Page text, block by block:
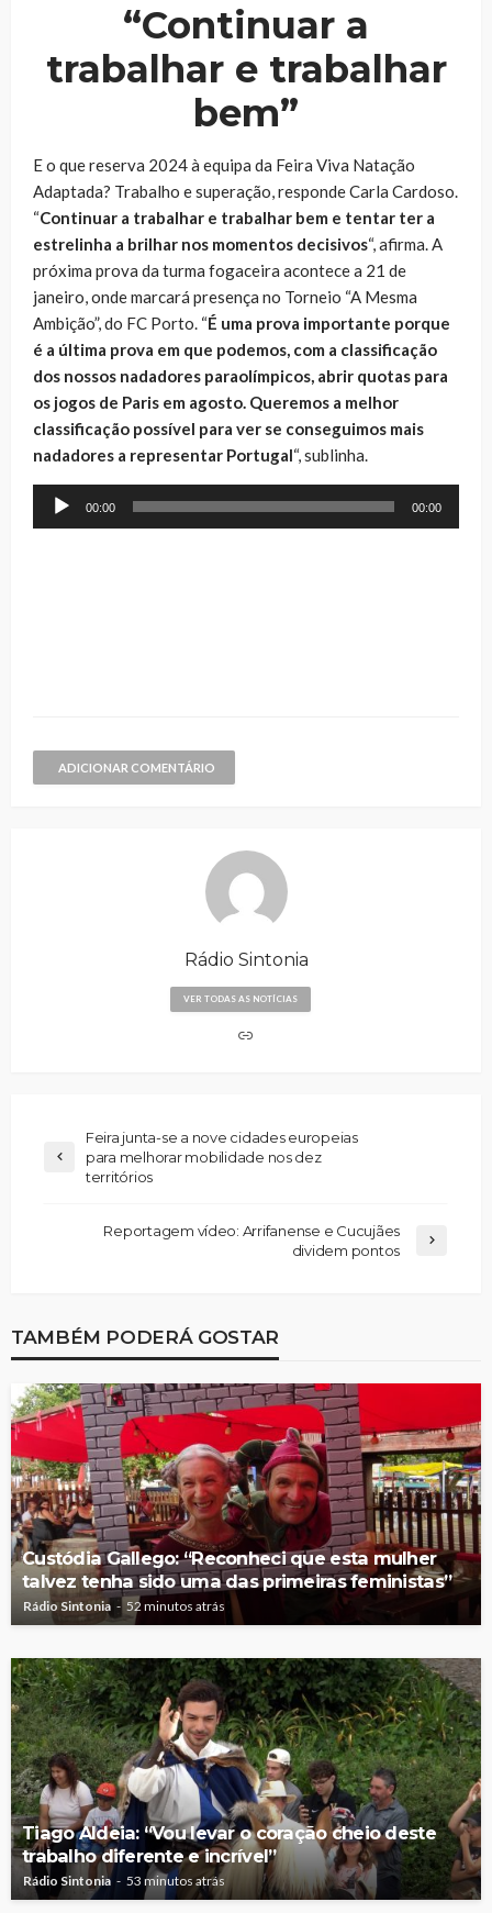
“Continuar a
trabalhar e trabalhar
bem”
E o que reserva 2024 à equipa da Feira Viva Natação
Adaptada? Trabalho e superação, responde Carla Cardoso.
“Continuar a trabalhar e trabalhar bem e tentar ter a
estrelinha a brilhar nos momentos decisivos“, afirma. A
próxima prova da turma fogaceira acontece a 21 de
janeiro, onde marcará presença no Torneio “A Mesma
Ambição”, do FC Porto. “É uma prova importante porque
é a última prova em que podemos, com a classificação
dos nossos nadadores paraolímpicos, abrir quotas para
os jogos de Paris em agosto. Queremos a melhor
classificação possível para ver se conseguimos mais
nadadores a representar Portugal“, sublinha.
Reprodutor
00:00 00:00
ADICIONAR COMENTÁRIO
Rádio Sintonia
VER TODAS AS NOTÍCIAS
Feira junta-se a nove cidades europeias
para melhorar mobilidade nos dez
territórios
Reportagem vídeo: Arrifanense e Cucujães
dividem pontos
TAMBÉM PODERÁ GOSTAR
Custódia Gallego: “Reconheci que esta mulher
talvez tenha sido uma das primeiras feministas”
Rádio Sintonia 52 minutos atrás
Tiago Aldeia: “Vou levar o coração cheio deste
trabalho diferente e incrível”
Rádio Sintonia 53 minutos atrás